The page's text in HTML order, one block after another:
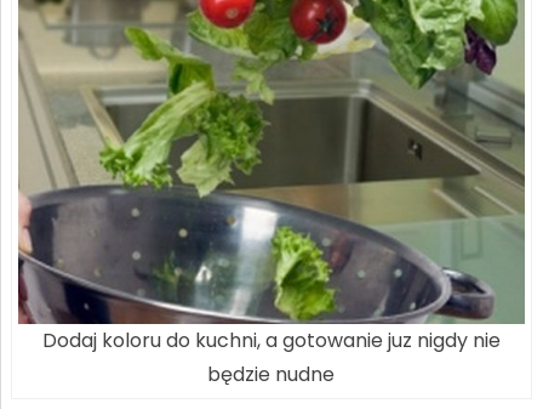
Dodaj koloru do kuchni, a gotowanie juz nigdy nie
będzie nudne